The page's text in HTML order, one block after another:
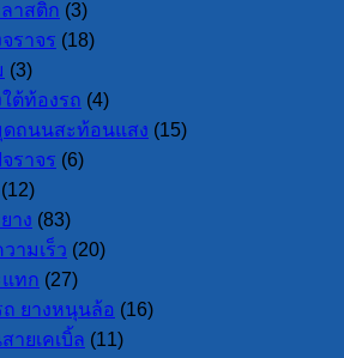
าสติก (3)
ราจร (18)
(3)
ต้ท้องรถ (4)
ถนนสะท้อนแสง (15)
ราจร (6)
(12)
าง (83)
ามเร็ว (20)
แทก (27)
ยางหนุนล้อ (16)
ายเคเบิ้ล (11)